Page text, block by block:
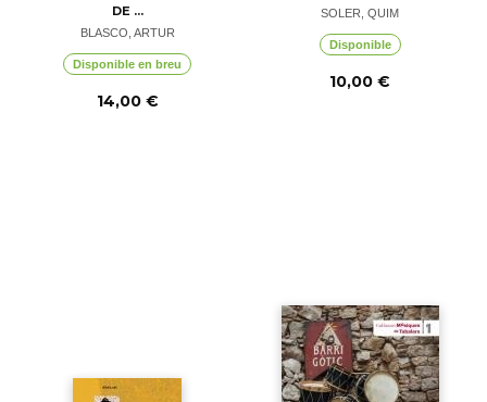
DE ...
BLASCO, ARTUR
Disponible en breu
14,00 €
SOLER, QUIM
Disponible
10,00 €